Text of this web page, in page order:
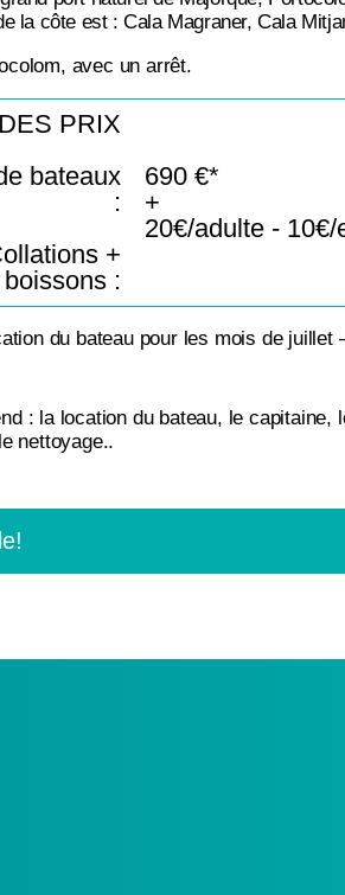
la côte est : Cala Magraner, Cala
avec un arrêt.
DES PRIX
bateaux
:
+
boissons :
690 €*
+
20€/adulte - 10€/
du bateau pour les mois de juillet
: la location du bateau, le capitaine,
nettoyage..